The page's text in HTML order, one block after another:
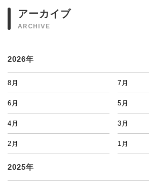
アーカイブ
ARCHIVE
2026年
8月 7月
6月 5月
4月 3月
2月 1月
2025年